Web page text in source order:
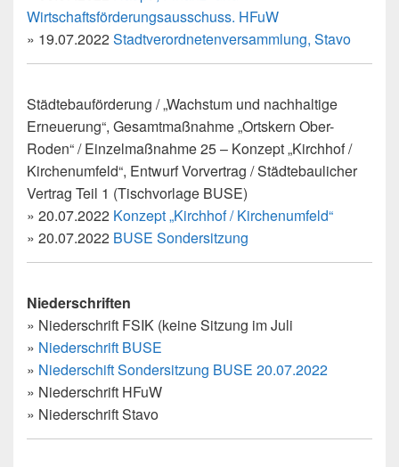
Wirtschaftsförderungsausschuss. HFuW
» 19.07.2022Stadtverordnetenversammlung, Stavo
Städtebauförderung / „Wachstum und nachhaltige
Erneuerung“, Gesamtmaßnahme „Ortskern Ober-
Roden“ / Einzelmaßnahme 25 – Konzept „Kirchhof /
Kirchenumfeld“, Entwurf Vorvertrag / Städtebaulicher
Vertrag Teil 1 (Tischvorlage BUSE)
» 20.07.2022 Konzept „Kirchhof / Kirchenumfeld“
» 20.07.2022 BUSE Sondersitzung
Niederschriften
» Niederschrift FSIK (keine Sitzung im Juli
» Niederschrift BUSE
» Niederschift Sondersitzung BUSE 20.07.2022
» Niederschrift HFuW
» Niederschrift Stavo